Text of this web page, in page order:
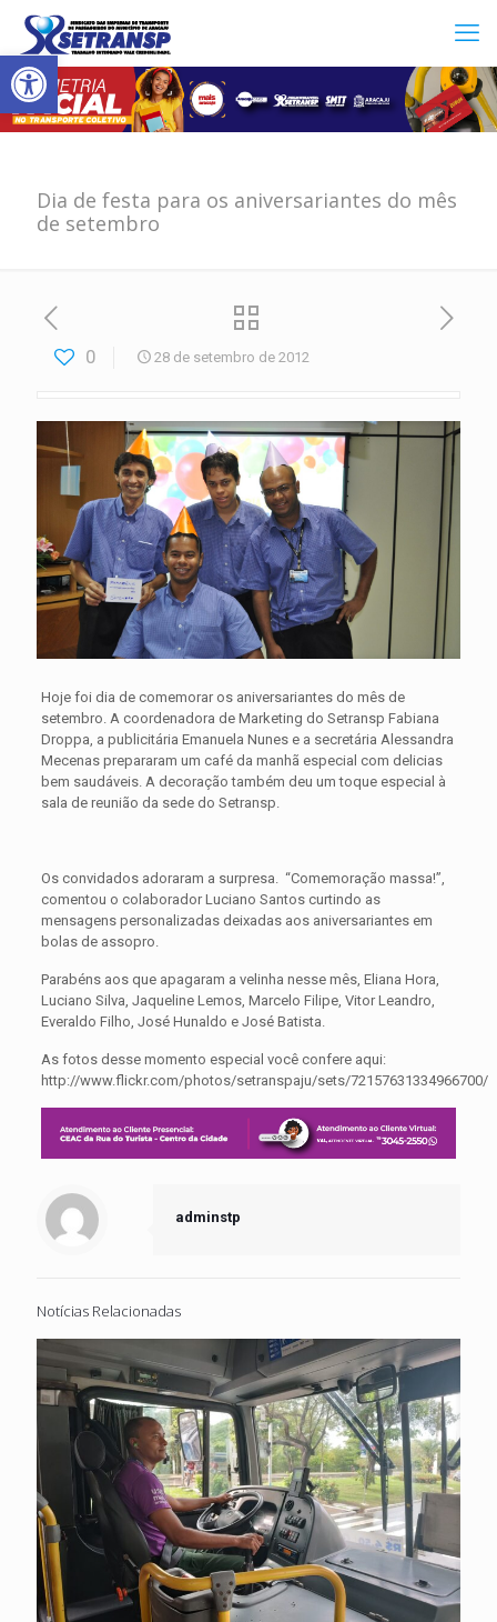
Abrir a barra de ferramentas
Dia de festa para os aniversariantes do mês
de setembro
0 28 de setembro de 2012
Hoje foi dia de comemorar os aniversariantes do mês de
setembro. A coordenadora de Marketing do Setransp Fabiana
Droppa, a publicitária Emanuela Nunes e a secretária Alessandra
Mecenas prepararam um café da manhã especial com delicias
bem saudáveis. A decoração também deu um toque especial à
sala de reunião da sede do Setransp.
Os convidados adoraram a surpresa. “Comemoração massa!”,
comentou o colaborador Luciano Santos curtindo as
mensagens personalizadas deixadas aos aniversariantes em
bolas de assopro.
Parabéns aos que apagaram a velinha nesse mês, Eliana Hora,
Luciano Silva, Jaqueline Lemos, Marcelo Filipe, Vitor Leandro,
Everaldo Filho, José Hunaldo e José Batista.
As fotos desse momento especial você confere aqui:
http://www.flickr.com/photos/setranspaju/sets/72157631334966700/
adminstp
Notícias Relacionadas